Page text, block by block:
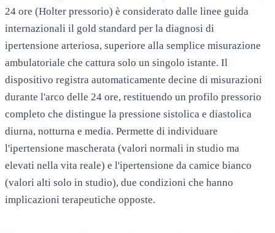
24 ore (Holter pressorio) è considerato dalle linee guida
internazionali il gold standard per la diagnosi di
ipertensione arteriosa, superiore alla semplice misurazione
ambulatoriale che cattura solo un singolo istante. Il
dispositivo registra automaticamente decine di misurazioni
durante l'arco delle 24 ore, restituendo un profilo pressorio
completo che distingue la pressione sistolica e diastolica
diurna, notturna e media. Permette di individuare
l'ipertensione mascherata (valori normali in studio ma
elevati nella vita reale) e l'ipertensione da camice bianco
(valori alti solo in studio), due condizioni che hanno
implicazioni terapeutiche opposte.